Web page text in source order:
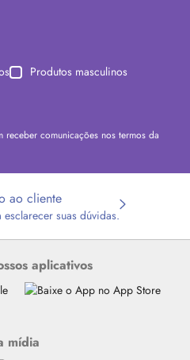
Produtos masculinos
comunicações nos termos da
ao cliente
suas dúvidas.
aplicativos
mídia